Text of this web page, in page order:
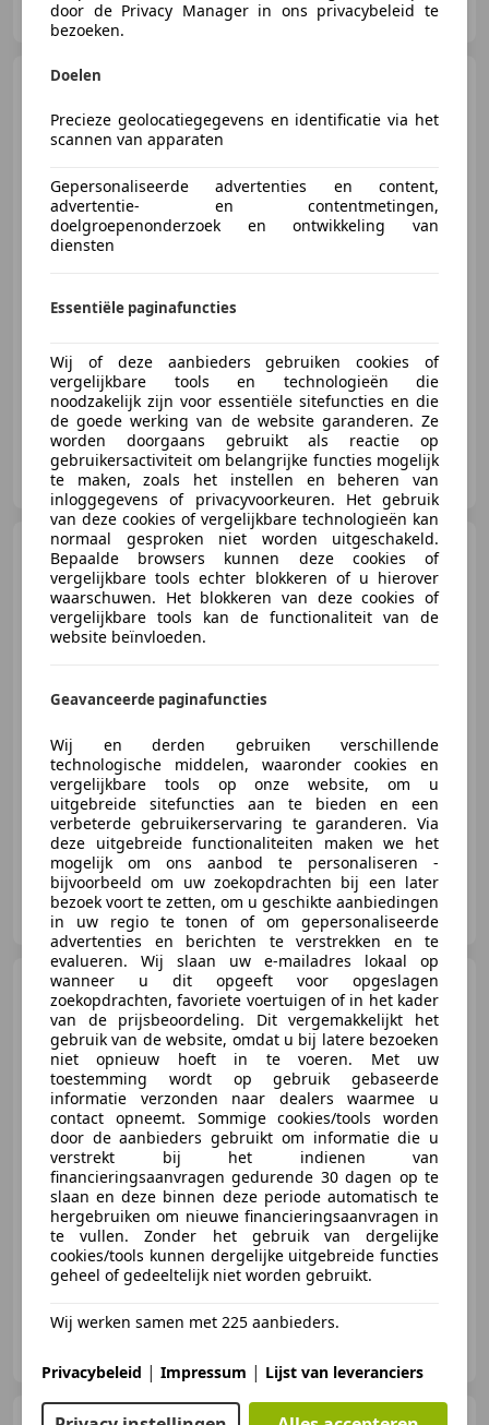
NL-2681 RV MONSTER
EX. BT
€ 50.388
Excl. BTW
06/2025 7.550 km
Elektro/Benzine
Auto Oostdijk
NL-2681 RV MONSTER
Ford Transit Custom E-
Transit 340 L2H1 Trend 71 kWh
2x Schuifdeur Trek
04/2026 10 km Elektrisch
100 kW (136 PK)
Auto Oostdijk
NL-2681 RV MONSTER
Ford Transit CourierE-
Transit Trend 44 kWh 136PK 2x
Schuifdeur Camera
€ 25.751
Excl. BTW
06/2026 15 km Elektrisch
100 kW (136 PK)
Auto Oostdijk
door de Privacy Manager in ons privacybeleid te
bezoeken.
Doelen
Precieze geolocatiegegevens en identificatie via het
scannen van apparaten
Gepersonaliseerde advertenties en content,
advertentie- en contentmetingen,
doelgroepenonderzoek en ontwikkeling van
diensten
Essentiële paginafuncties
Wij of deze aanbieders gebruiken cookies of
vergelijkbare tools en technologieën die
noodzakelijk zijn voor essentiële sitefuncties en die
de goede werking van de website garanderen. Ze
worden doorgaans gebruikt als reactie op
gebruikersactiviteit om belangrijke functies mogelijk
te maken, zoals het instellen en beheren van
inloggegevens of privacyvoorkeuren. Het gebruik
van deze cookies of vergelijkbare technologieën kan
normaal gesproken niet worden uitgeschakeld.
Bepaalde browsers kunnen deze cookies of
vergelijkbare tools echter blokkeren of u hierover
waarschuwen. Het blokkeren van deze cookies of
vergelijkbare tools kan de functionaliteit van de
website beïnvloeden.
Geavanceerde paginafuncties
Wij en derden gebruiken verschillende
technologische middelen, waaronder cookies en
vergelijkbare tools op onze website, om u
uitgebreide sitefuncties aan te bieden en een
verbeterde gebruikerservaring te garanderen. Via
deze uitgebreide functionaliteiten maken we het
mogelijk om ons aanbod te personaliseren -
bijvoorbeeld om uw zoekopdrachten bij een later
bezoek voort te zetten, om u geschikte aanbiedingen
in uw regio te tonen of om gepersonaliseerde
advertenties en berichten te verstrekken en te
evalueren. Wij slaan uw e-mailadres lokaal op
wanneer u dit opgeeft voor opgeslagen
zoekopdrachten, favoriete voertuigen of in het kader
van de prijsbeoordeling. Dit vergemakkelijkt het
gebruik van de website, omdat u bij latere bezoeken
niet opnieuw hoeft in te voeren. Met uw
toestemming wordt op gebruik gebaseerde
informatie verzonden naar dealers waarmee u
contact opneemt. Sommige cookies/tools worden
door de aanbieders gebruikt om informatie die u
verstrekt bij het indienen van
financieringsaanvragen gedurende 30 dagen op te
slaan en deze binnen deze periode automatisch te
hergebruiken om nieuwe financieringsaanvragen in
te vullen. Zonder het gebruik van dergelijke
cookies/tools kunnen dergelijke uitgebreide functies
geheel of gedeeltelijk niet worden gebruikt.
Wij werken samen met 225 aanbieders.
Privacybeleid | Impressum | Lijst van leveranciers